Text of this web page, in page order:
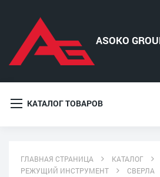
КАТАЛОГ ТОВАРОВ
ГЛАВНАЯ СТРАНИЦА КАТАЛОГ
РЕЖУЩИЙ ИНСТРУМЕНТ
СВЕРЛА